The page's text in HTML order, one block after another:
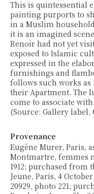
This is quintessential
painting purports to
in a Muslim
it is an imagined
Renoir had not yet
exposed to Islamic
expressed in the
furnishings and
follows such works as
their Apartment. The
come to associate
(Source: Gallery label,
Provenance
Eugène Murer, Paris,
Montmartre, femmes
1912; purchased from
Jeune, Paris, 4
20929, photo 221;